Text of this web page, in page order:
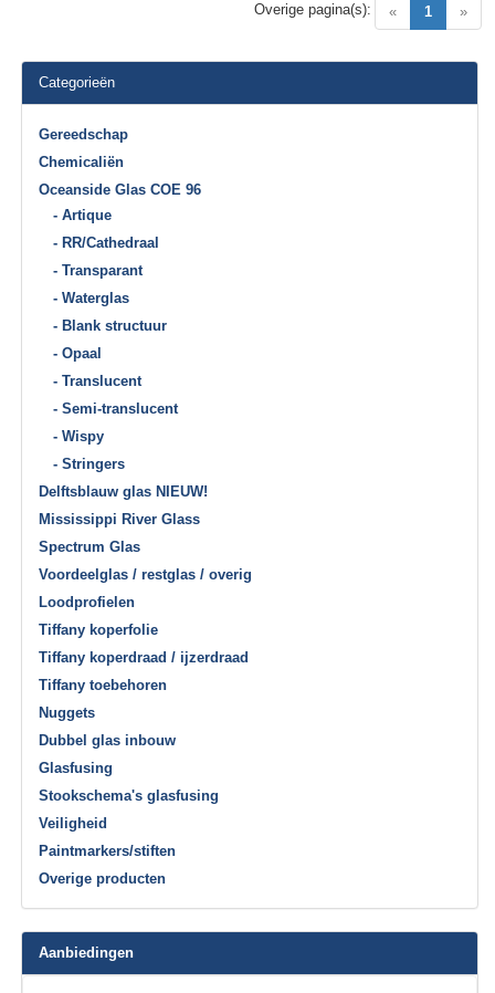
« 1(current)
»
Overige pagina(s):
Categorieën
Gereedschap
Chemicaliën
Oceanside Glas COE 96
- Artique
- RR/Cathedraal
- Transparant
- Waterglas
- Blank structuur
- Opaal
- Translucent
- Semi-translucent
- Wispy
- Stringers
Delftsblauw glas NIEUW!
Mississippi River Glass
Spectrum Glas
Voordeelglas / restglas / overig
Loodprofielen
Tiffany koperfolie
Tiffany koperdraad / ijzerdraad
Tiffany toebehoren
Nuggets
Dubbel glas inbouw
Glasfusing
Stookschema's glasfusing
Veiligheid
Paintmarkers/stiften
Overige producten
Aanbiedingen